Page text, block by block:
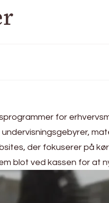
for
der fokuserer på
blot ved kassen for at